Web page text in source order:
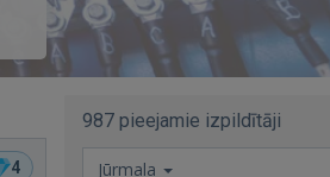
4
987 pieejamie izpildītāji
Jūrmala